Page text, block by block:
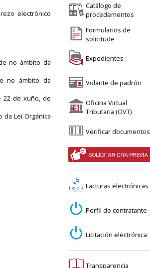
electrónico
no ámbito da
no ámbito da
22 de xuño, de
Lei Orgánica
Catálogo de
procedementos
Formularios de
solicitude
Expedientes
Volante de padrón
Oficina Virtual
Tributaria (OVT)
Verificar documentos
Facturas electrónicas
Perfil do contratante
Licitación electrónica
Transparencia